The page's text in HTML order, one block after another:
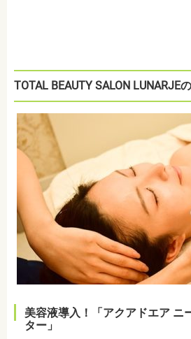
TOTAL BEAUTY SALON LUNARJE
美容液導入！「アクアドエア ニ
ター」